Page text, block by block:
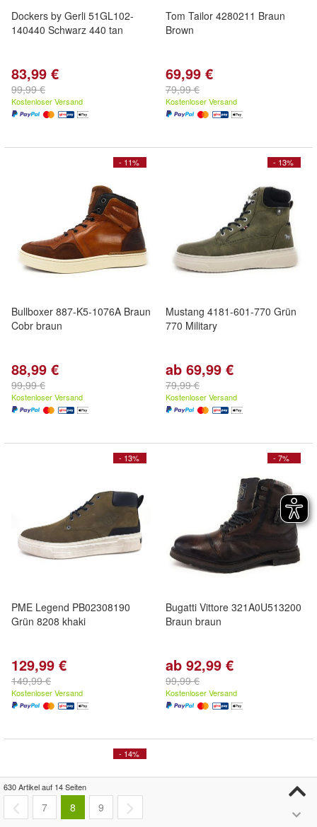
Dockers by Gerli 51GL102-
140440 Schwarz 440 tan
83,99 €
99,99 €
Kostenloser Versand
Tom Tailor 4280211 Braun
Brown
69,99 €
79,99 €
Kostenloser Versand
- 11%
Bullboxer 887-K5-1076A Braun
Cobr braun
88,99 €
99,99 €
Kostenloser Versand
- 13%
Mustang 4181-601-770 Grün
770 Military
ab 69,99 €
79,99 €
Kostenloser Versand
- 13%
PME Legend PB02308190
Grün 8208 khaki
129,99 €
149,99 €
Kostenloser Versand
- 7%
Bugatti Vittore 321A0U513200
Braun braun
ab 92,99 €
99,99 €
Kostenloser Versand
- 14%
630 Artikel auf 14 Seiten
7 8 9